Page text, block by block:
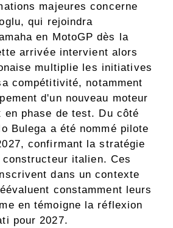
majeures concerne
qui rejoindra
en MotoGP dès la
arrivée intervient alors
multiplie les initiatives
compétitivité, notamment
d'un nouveau moteur
en phase de test. Du côté
Bulega a été nommé pilote
confirmant la stratégie
italien. Ces
dans un contexte
constamment leurs
en témoigne la réflexion
pour 2027.